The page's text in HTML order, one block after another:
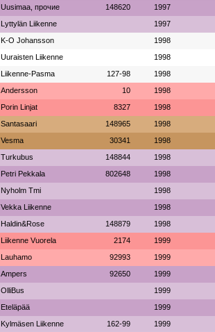
Uusimaa, прочие 148620 1997
Lyttylän Liikenne 1997
K-O Johansson 1998
Uuraisten Liikenne 1998
Liikenne-Pasma 127-98 1998
Andersson 10 1998
Porin Linjat 8327 1998
Santasaari 148965 1998
Vesma 30341 1998
Turkubus 148844 1998
Petri Pekkala 802648 1998
Nyholm Tmi 1998
Vekka Liikenne 1998
Haldin&Rose 148879 1998
Liikenne Vuorela 2174 1999
Lauhamo 92993 1999
Ampers 92650 1999
OlliBus 1999
Eteläpää 1999
Kylmäsen Liikenne 162-99 1999